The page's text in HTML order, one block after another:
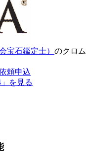
宝石鑑定士） のクロム
を見る